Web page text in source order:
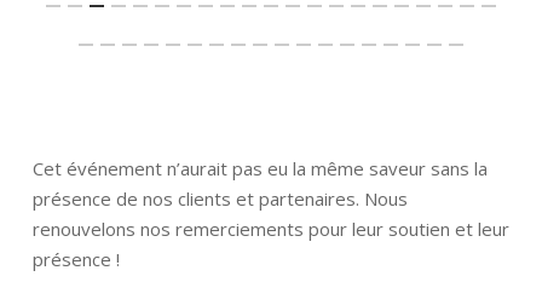
Cet événement n’aurait pas eu la même saveur sans la
présence de nos clients et partenaires. Nous
renouvelons nos remerciements pour leur soutien et leur
présence !